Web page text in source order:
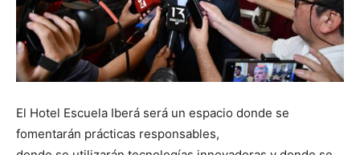
El Hotel Escuela Iberá será un espacio donde se
fomentarán prácticas responsables,